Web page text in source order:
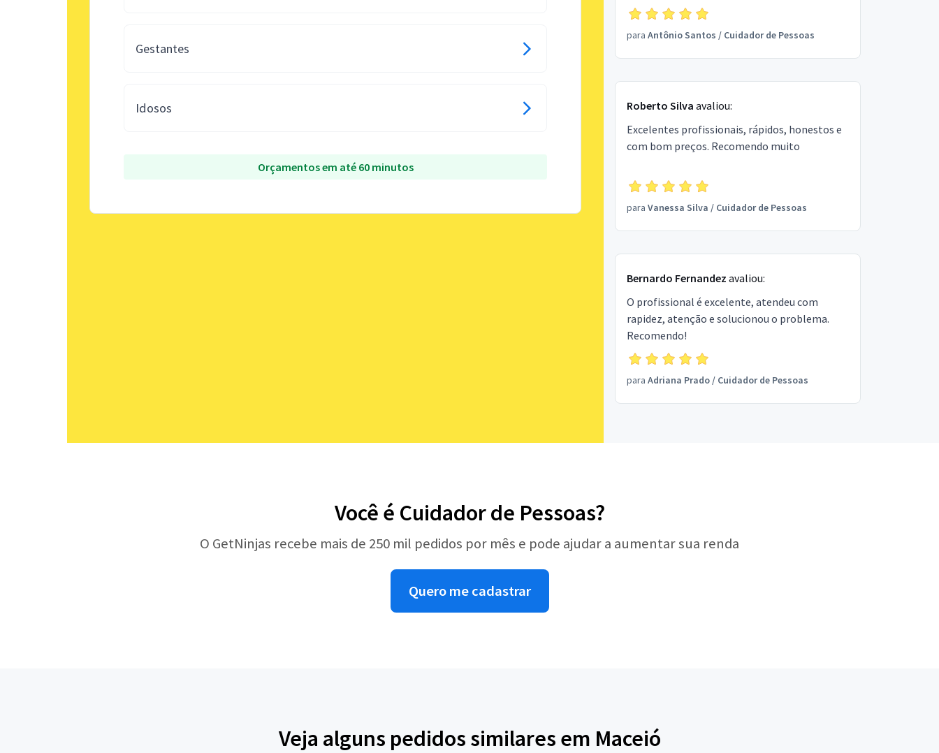
Gestantes
Idosos
Orçamentos em até 60 minutos
para Antônio Santos / Cuidador de Pessoas
Roberto Silva avaliou:
Excelentes profissionais, rápidos, honestos e
com bom preços. Recomendo muito
para Vanessa Silva / Cuidador de Pessoas
Bernardo Fernandez avaliou:
O profissional é excelente, atendeu com
rapidez, atenção e solucionou o problema.
Recomendo!
para Adriana Prado/ Cuidador de Pessoas
Você é Cuidador de Pessoas?
O GetNinjas recebe mais de 250 mil pedidos por mês e pode ajudar a aumentar sua renda
Quero me cadastrar
Veja alguns pedidos similares em Maceió